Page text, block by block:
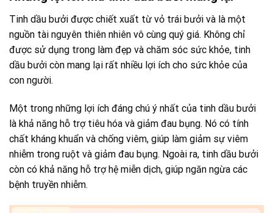
Tinh dầu bưởi được chiết xuất từ vỏ trái bưởi và là một
nguồn tài nguyên thiên nhiên vô cùng quý giá. Không chỉ
được sử dụng trong làm đẹp và chăm sóc sức khỏe, tinh
dầu bưởi còn mang lại rất nhiều lợi ích cho sức khỏe của
con người.
Một trong những lợi ích đáng chú ý nhất của tinh dầu bưởi
là khả năng hỗ trợ tiêu hóa và giảm đau bụng. Nó có tính
chất kháng khuẩn và chống viêm, giúp làm giảm sự viêm
nhiễm trong ruột và giảm đau bụng. Ngoài ra, tinh dầu bưởi
còn có khả năng hỗ trợ hệ miễn dịch, giúp ngăn ngừa các
bệnh truyền nhiễm.